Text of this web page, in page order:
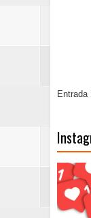
Entrada